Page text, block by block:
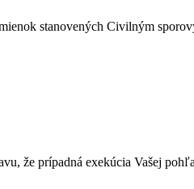
stanovených Civilným
že prípadná exekúcia Vašej